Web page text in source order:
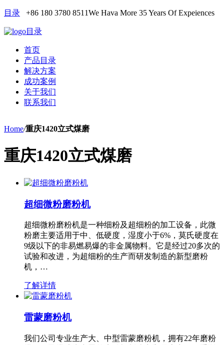
目录 +86 180 3780 8511We Hava More 35 Years Of Expeiences
目录
首页
产品目录
解决方案
成功案例
关于我们
联系我们
Home/重庆1420立式煤磨
重庆1420立式煤磨
超细微粉磨粉机
超细微粉磨粉机是一种细粉及超细粉的加工设备，此微
粉磨主要适用于中、低硬度，湿度小于6%，莫氏硬度在
9级以下的非易燃易爆的非金属物料。它是经过20多次的
试验和改进，为超细粉的生产而研发制造的新型磨粉
机，…
了解详情
雷蒙磨粉机
我们公司专业生产大、中型雷蒙磨粉机，拥有22年磨粉